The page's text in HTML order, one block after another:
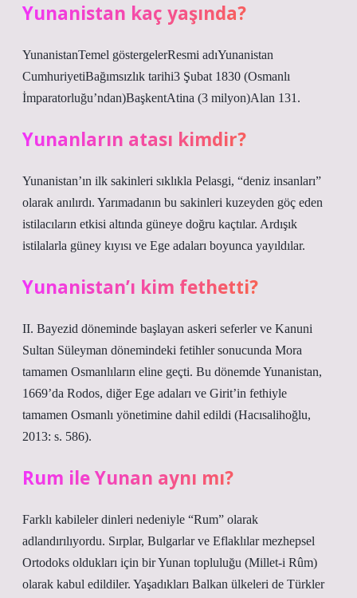
Yunanistan kaç yaşında?
YunanistanTemel göstergelerResmi adıYunanistan
CumhuriyetiBağımsızlık tarihi3 Şubat 1830 (Osmanlı
İmparatorluğu’ndan)BaşkentAtina (3 milyon)Alan 131.
Yunanların atası kimdir?
Yunanistan’ın ilk sakinleri sıklıkla Pelasgi, “deniz insanları”
olarak anılırdı. Yarımadanın bu sakinleri kuzeyden göç eden
istilacıların etkisi altında güneye doğru kaçtılar. Ardışık
istilalarla güney kıyısı ve Ege adaları boyunca yayıldılar.
Yunanistan’ı kim fethetti?
II. Bayezid döneminde başlayan askeri seferler ve Kanuni
Sultan Süleyman dönemindeki fetihler sonucunda Mora
tamamen Osmanlıların eline geçti. Bu dönemde Yunanistan,
1669’da Rodos, diğer Ege adaları ve Girit’in fethiyle
tamamen Osmanlı yönetimine dahil edildi (Hacısalihoğlu,
2013: s. 586).
Rum ile Yunan aynı mı?
Farklı kabileler dinleri nedeniyle “Rum” olarak
adlandırılıyordu. Sırplar, Bulgarlar ve Eflaklılar mezhepsel
Ortodoks oldukları için bir Yunan topluluğu (Millet-i Rûm)
olarak kabul edildiler. Yaşadıkları Balkan ülkeleri de Türkler